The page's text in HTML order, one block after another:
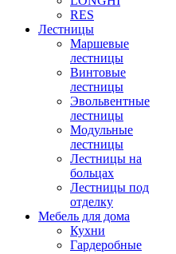
RES
Лестницы
Маршевые
лестницы
Винтовые
лестницы
Эвольвентные
лестницы
Модульные
лестницы
Лестницы на
больцах
Лестницы под
отделку
Мебель для дома
Кухни
Гардеробные